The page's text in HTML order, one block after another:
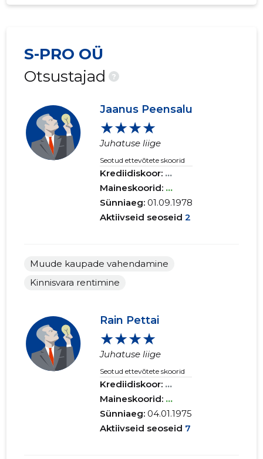
S-PRO OÜ
Otsustajad
?
Jaanus Peensalu
★★★★
Juhatuse liige
Seotud ettevõtete skoorid
Krediidiskoor: ...
Maineskoorid: ...
Sünniaeg:01.09.1978
Aktiivseid seoseid 2
Muude kaupade vahendamine
Kinnisvara rentimine
Rain Pettai
★★★★
Juhatuse liige
Seotud ettevõtete skoorid
Krediidiskoor: ...
Maineskoorid: ...
Sünniaeg:04.01.1975
Aktiivseid seoseid 7